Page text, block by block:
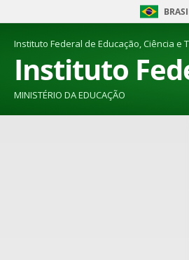
Instituto Federal de Educação, Ciência e
Instituto
MINISTÉRIO DA EDUCAÇÃO